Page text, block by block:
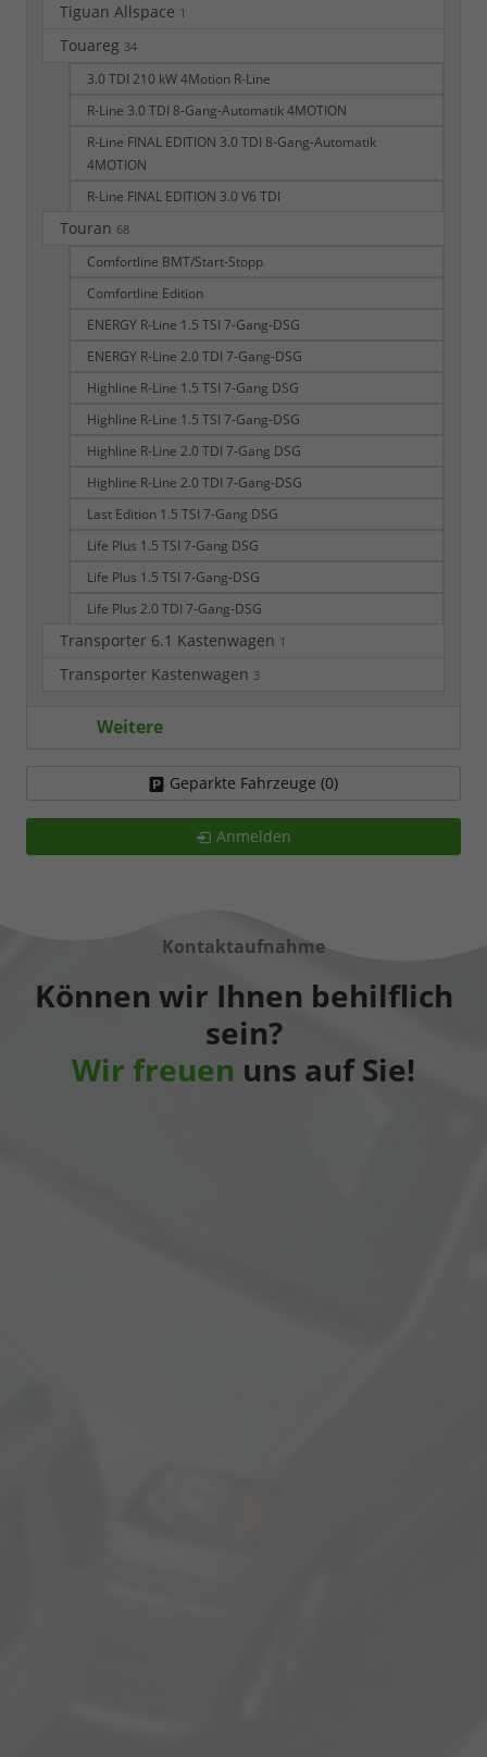
Tiguan Allspace 1
Touareg 34
3.0 TDI 210 kW 4Motion R-Line
R-Line 3.0 TDI 8-Gang-Automatik 4MOTION
R-Line FINAL EDITION 3.0 TDI 8-Gang-Automatik
4MOTION
R-Line FINAL EDITION 3.0 V6 TDI
Touran 68
Comfortline BMT/Start-Stopp
Comfortline Edition
ENERGY R-Line 1.5 TSI 7-Gang-DSG
ENERGY R-Line 2.0 TDI 7-Gang-DSG
Highline R-Line 1.5 TSI 7-Gang DSG
Highline R-Line 1.5 TSI 7-Gang-DSG
Highline R-Line 2.0 TDI 7-Gang DSG
Highline R-Line 2.0 TDI 7-Gang-DSG
Last Edition 1.5 TSI 7-Gang DSG
Life Plus 1.5 TSI 7-Gang DSG
Life Plus 1.5 TSI 7-Gang-DSG
Life Plus 2.0 TDI 7-Gang-DSG
Transporter 6.1 Kastenwagen 1
Transporter Kastenwagen 3
Weitere
Geparkte Fahrzeuge (0)
Anmelden
Kontaktaufnahme
Können wir Ihnen behilflich
sein?
Wir freuen uns auf Sie!